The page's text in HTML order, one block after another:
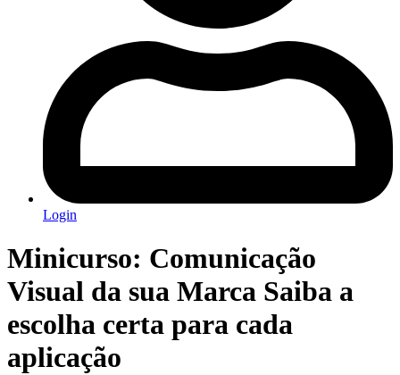
Login
Minicurso: Comunicação
Visual da sua Marca Saiba a
escolha certa para cada
aplicação